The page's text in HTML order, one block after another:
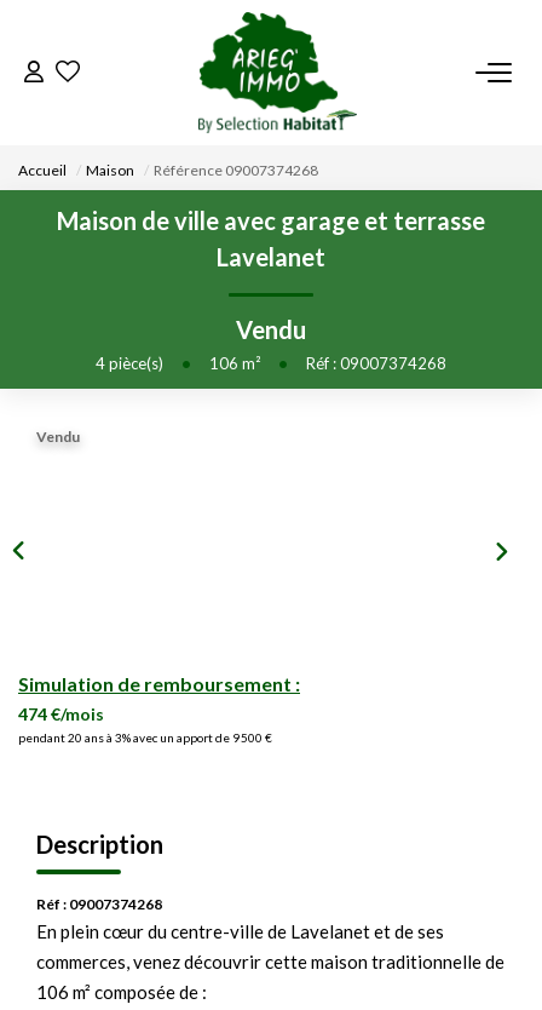
ACCUEIL
NOS BIENS
VENDRE UN BIEN
DÉPOSEZ VOTRE RECHERCHE
Accueil Maison Référence 09007374268
Maison de ville avec garage et terrasse
Lavelanet
Vendu
4pièce(s) • 106 m² • Réf : 09007374268
Vendu
Simulation de remboursement :
474 €/mois
pendant 20 ans à 3% avec un apport de 9 500 €
Description
Réf : 09007374268
En plein cœur du centre-ville de Lavelanet et de ses
commerces, venez découvrir cette maison traditionnelle de
106 m² composée de :